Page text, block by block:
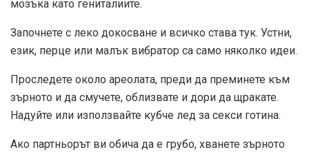
мозъка като гениталиите.
Започнете с леко докосване и всичко става тук. Устни,
език, перце или малък вибратор са само няколко идеи.
Проследете около ареолата, преди да преминете към
зърното и да смучете, облизвате и дори да щракате.
Надуйте или използвайте кубче лед за секси готина.
Ако партньорът ви обича да е грубо, хванете зърното